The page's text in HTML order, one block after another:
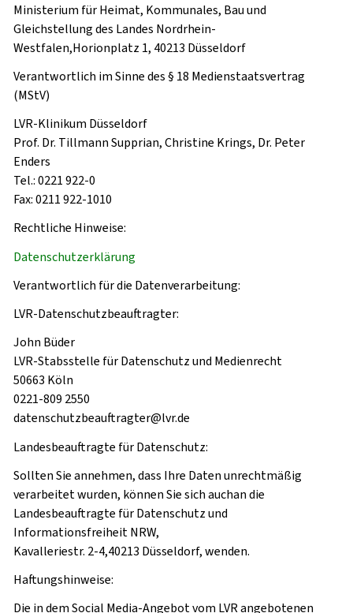
Ministerium für Heimat, Kommunales, Bau und
Gleichstellung des Landes Nordrhein-
Westfalen,Horionplatz 1, 40213 Düsseldorf
Verantwortlich im Sinne des § 18 Medienstaatsvertrag
(MStV)
LVR-Klinikum Düsseldorf
Prof. Dr. Tillmann Supprian, Christine Krings, Dr. Peter
Enders
Tel.: 0221 922-0
Fax: 0211 922-1010
Rechtliche Hinweise:
Datenschutzerklärung
Verantwortlich für die Datenverarbeitung:
LVR-Datenschutzbeauftragter:
John Büder
LVR-Stabsstelle für Datenschutz und Medienrecht
50663 Köln
0221-809 2550
datenschutzbeauftragter@lvr.de
Landesbeauftragte für Datenschutz:
Sollten Sie annehmen, dass Ihre Daten unrechtmäßig
verarbeitet wurden, können Sie sich auchan die
Landesbeauftragte für Datenschutz und
Informationsfreiheit NRW,
Kavalleriestr. 2-4,40213 Düsseldorf, wenden.
Haftungshinweise:
Die in dem Social Media-Angebot vom LVR angebotenen